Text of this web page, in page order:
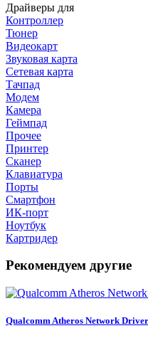
Драйверы для
Контроллер
Тюнер
Видеокарт
Звуковая карта
Сетевая карта
Тачпад
Модем
Камера
Геймпад
Прочее
Принтер
Сканер
Клавиатура
Порты
Смартфон
ИК-порт
Ноутбук
Картридер
Рекомендуем другие
Qualcomm Atheros Network Driver